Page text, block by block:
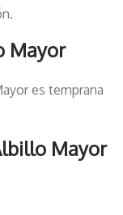
Mayor
es temprana
Mayor